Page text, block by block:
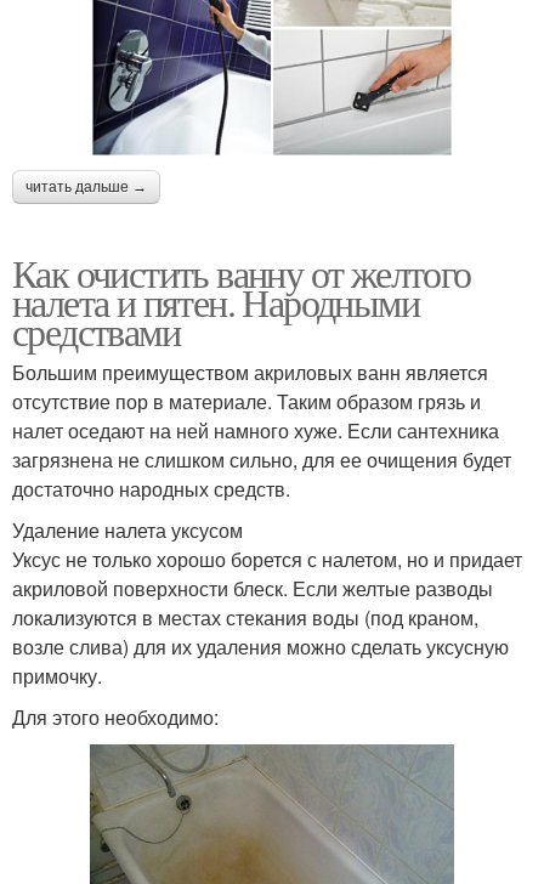
читать дальше →
Как очистить ванну от желтого
налета и пятен. Народными
средствами
Большим преимуществом акриловых ванн является
отсутствие пор в материале. Таким образом грязь и
налет оседают на ней намного хуже. Если сантехника
загрязнена не слишком сильно, для ее очищения будет
достаточно народных средств.
Удаление налета уксусом
Уксус не только хорошо борется с налетом, но и придает
акриловой поверхности блеск. Если желтые разводы
локализуются в местах стекания воды (под краном,
возле слива) для их удаления можно сделать уксусную
примочку.
Для этого необходимо: